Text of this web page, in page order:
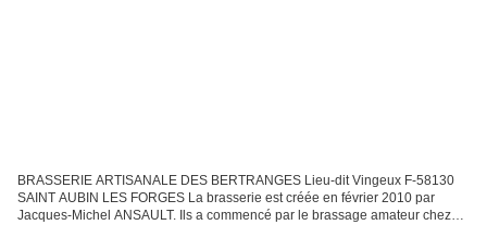
BRASSERIE ARTISANALE DES BERTRANGES Lieu-dit Vingeux F-58130
SAINT AUBIN LES FORGES La brasserie est créée en février 2010 par
Jacques-Michel ANSAULT. Ils a commencé par le brassage amateur chez